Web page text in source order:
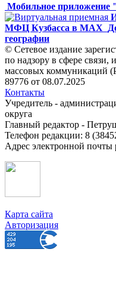
Мобильное приложение
МФЦ Кузбасса в MAX
географии
© Сетевое издание
по надзору в сфере
массовых коммуникаций
89776 от 08.07.2025
Контакты
Учредитель -
округа
Главный редактор -
Телефон редакции: 8
Адрес электронной почты
Карта сайта
Авторизация